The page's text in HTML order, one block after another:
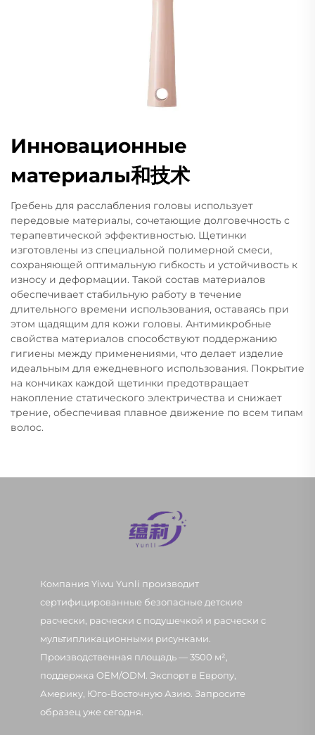
Инновационные
материалы和技术
Гребень для расслабления головы использует
передовые материалы, сочетающие долговечность с
терапевтической эффективностью. Щетинки
изготовлены из специальной полимерной смеси,
сохраняющей оптимальную гибкость и устойчивость к
износу и деформации. Такой состав материалов
обеспечивает стабильную работу в течение
длительного времени использования, оставаясь при
этом щадящим для кожи головы. Антимикробные
свойства материалов способствуют поддержанию
гигиены между применениями, что делает изделие
идеальным для ежедневного использования. Покрытие
на кончиках каждой щетинки предотвращает
накопление статического электричества и снижает
трение, обеспечивая плавное движение по всем типам
волос.
Компания Yiwu Yunli производит
сертифицированные безопасные детские
расчески, расчески с подушечкой и расчески с
мультипликационными рисунками.
Производственная площадь — 3500 м²,
поддержка OEM/ODM. Экспорт в Европу,
Америку, Юго-Восточную Азию. Запросите
образец уже сегодня.